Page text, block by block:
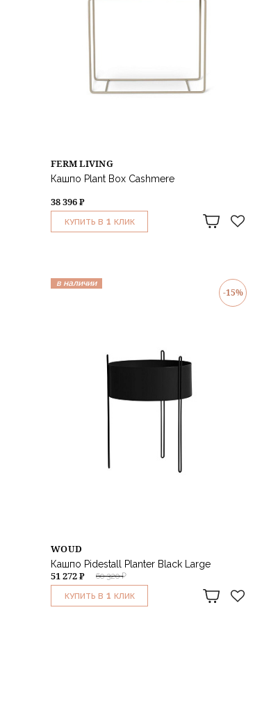
FERM LIVING
Кашпо Plant Box Cashmere
38 396 ₽
КУПИТЬ В 1 КЛИК
в наличии
-15%
WOUD
Кашпо Pidestall Planter Black Large
60 320 ₽
51 272 ₽
КУПИТЬ В 1 КЛИК